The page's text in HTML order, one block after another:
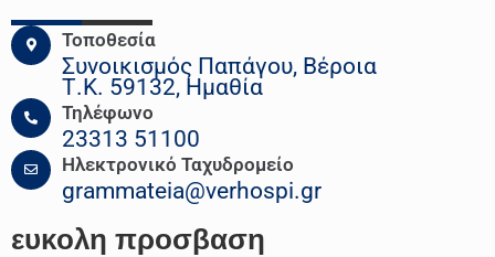
Τοποθεσία
Συνοικισμός Παπάγου, Βέροια
Τ.Κ. 59132, Ημαθία
Τηλέφωνο
23313 51100
Ηλεκτρονικό Ταχυδρομείο
grammateia@verhospi.gr
ευκολη προσβαση